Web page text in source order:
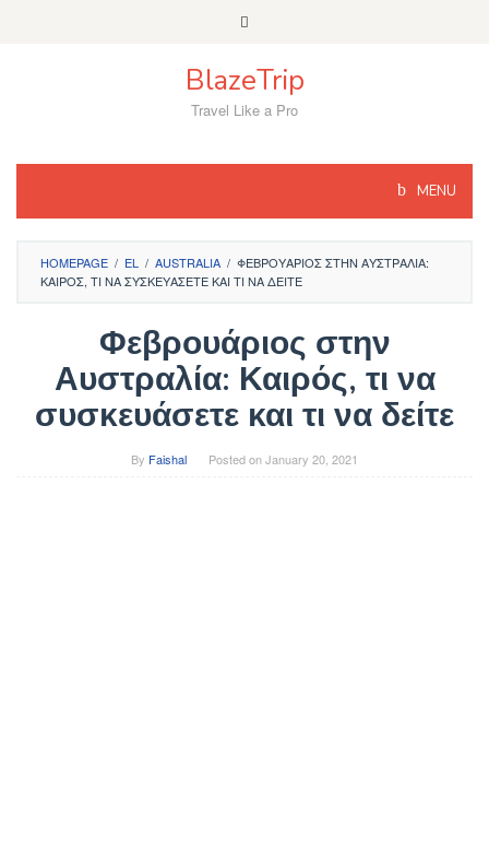
BlazeTrip
Travel Like a Pro
MENU
HOMEPAGE / EL / AUSTRALIA / ΦΕΒΡΟΥΆΡΙΟΣ ΣΤΗΝ ΑΥΣΤΡΑΛΊΑ:
ΚΑΙΡΌΣ, ΤΙ ΝΑ ΣΥΣΚΕΥΆΣΕΤΕ ΚΑΙ ΤΙ ΝΑ ΔΕΊΤΕ
Φεβρουάριος στην
Αυστραλία: Καιρός, τι να
συσκευάσετε και τι να δείτε
By Faishal Posted onJanuary 20, 2021